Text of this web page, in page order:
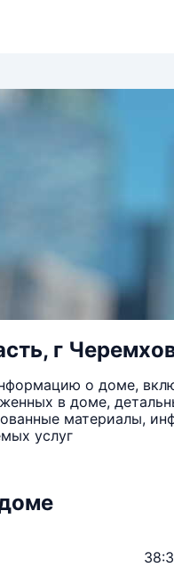
г
о доме,
в доме,
материалы,
услуг